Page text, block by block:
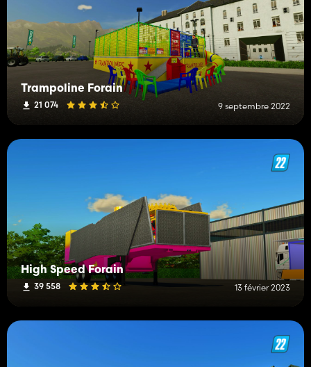
Trampoline Forain
21 074 9 septembre 2022
High Speed Forain
39 558 13 février 2023